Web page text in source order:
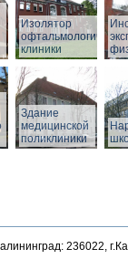
Изолятор
клиники
Здание
медицинской
поликлиники
236022,